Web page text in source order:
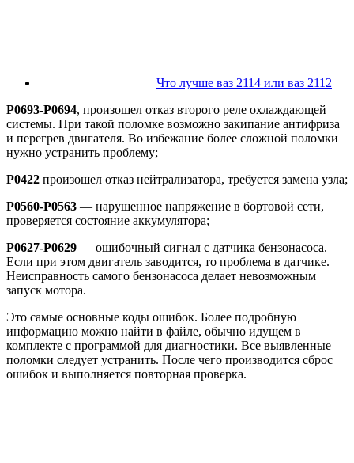
Что лучше ваз 2114 или ваз 2112
Р0693-Р0694, произошел отказ второго реле охлаждающей
системы. При такой поломке возможно закипание антифриза
и перегрев двигателя. Во избежание более сложной поломки
нужно устранить проблему;
Р0422 произошел отказ нейтрализатора, требуется замена узла;
Р0560-Р0563 — нарушенное напряжение в бортовой сети,
проверяется состояние аккумулятора;
Р0627-Р0629 — ошибочный сигнал с датчика бензонасоса.
Если при этом двигатель заводится, то проблема в датчике.
Неисправность самого бензонасоса делает невозможным
запуск мотора.
Это самые основные коды ошибок. Более подробную
информацию можно найти в файле, обычно идущем в
комплекте с программой для диагностики. Все выявленные
поломки следует устранить. После чего производится сброс
ошибок и выполняется повторная проверка.